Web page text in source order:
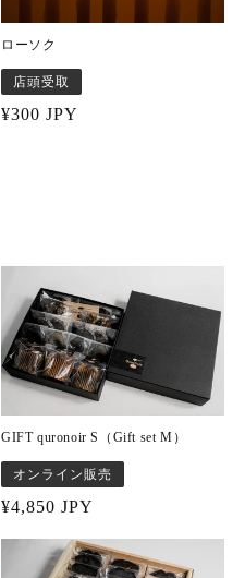
ローソク
店頭受取
Regular
¥300 JPY
GIFT quronoir S（Gift set M）
オンライン販売
Regular
¥4,850 JPY